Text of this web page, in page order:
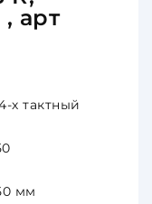
арт
х тактный
мм